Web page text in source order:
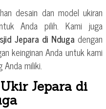
desain dan model ukiran
Anda pilih. Kami juga
Jepara di Nduga dengan
keinginan Anda untuk kami
Anda miliki.
Jepara di